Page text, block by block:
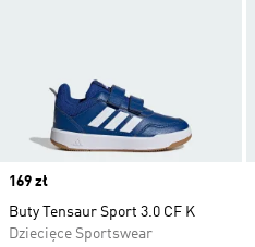
Price
169 zł
Buty Tensaur Sport 3.0 CF K
Dziecięce Sportswear